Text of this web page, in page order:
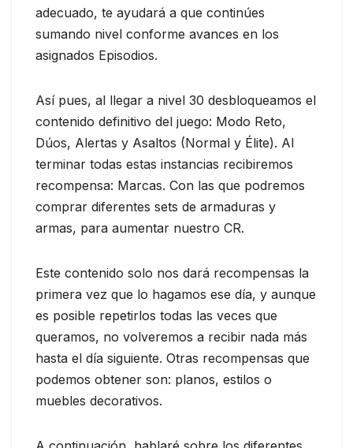
adecuado, te ayudará a que continúes
sumando nivel conforme avances en los
asignados Episodios.
Así pues, al llegar a nivel 30 desbloqueamos el
contenido definitivo del juego: Modo Reto,
Dúos, Alertas y Asaltos (Normal y Élite). Al
terminar todas estas instancias recibiremos
recompensa: Marcas. Con las que podremos
comprar diferentes sets de armaduras y
armas, para aumentar nuestro CR.
Este contenido solo nos dará recompensas la
primera vez que lo hagamos ese día, y aunque
es posible repetirlos todas las veces que
queramos, no volveremos a recibir nada más
hasta el día siguiente. Otras recompensas que
podemos obtener son: planos, estilos o
muebles decorativos.